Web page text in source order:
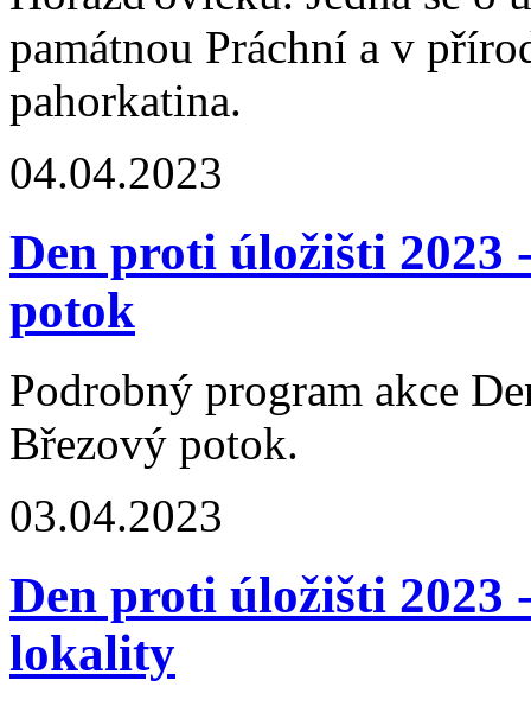
památnou Práchní a v
pahorkatina.
04.04.2023
Den proti úložišti 2023
potok
Podrobný program akce
Březový potok.
03.04.2023
Den proti úložišti 2023
lokality